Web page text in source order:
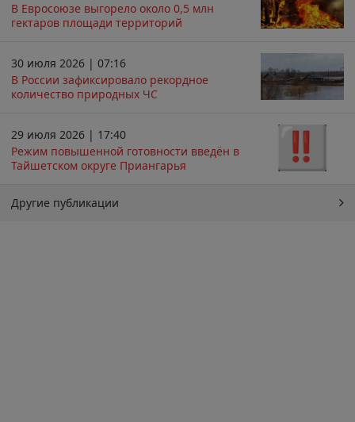
В Евросоюзе выгорело около 0,5 млн
гектаров площади территорий
30 июля 2026 | 07:16
В России зафиксировало рекордное
количество природных ЧС
29 июля 2026 | 17:40
Режим повышенной готовности введён в
Тайшетском округе Приангарья
Другие публикации